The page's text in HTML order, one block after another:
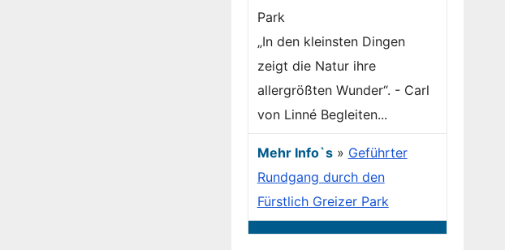
„In den kleinsten Dingen
zeigt die Natur ihre
allergrößten Wunder“. - Carl
von Linné Begleiten...
Mehr Info`s» Geführter
Rundgang durch den
Fürstlich Greizer Park